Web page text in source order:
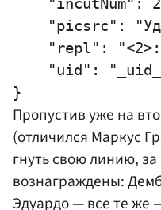
"incutNum":
"picsrc":
"repl":
"uid":
Пропустив уже на
(отличился Маркус
гнуть свою линию,
вознаграждены:
Эдуардо — все те же